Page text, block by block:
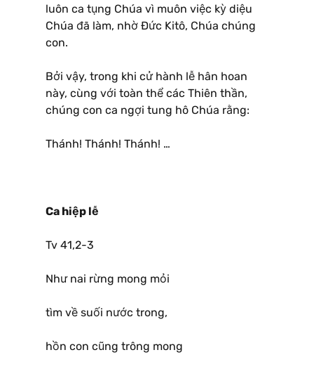
luôn ca tụng Chúa vì muôn việc kỳ diệu
Chúa đã làm, nhờ Ðức Kitô, Chúa chúng
con.
Bởi vậy, trong khi cử hành lễ hân hoan
này, cùng với toàn thể các Thiên thần,
chúng con ca ngợi tung hô Chúa rằng:
Thánh! Thánh! Thánh! …
Ca hiệp lễ
Tv 41,2-3
Như nai rừng mong mỏi
tìm về suối nước trong,
hồn con cũng trông mong